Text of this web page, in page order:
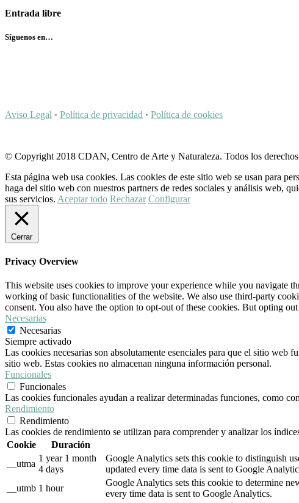
Entrada libre
Síguenos en…
Aviso Legal · Política de privacidad · Política de cookies
© Copyright 2018 CDAN, Centro de Arte y Naturaleza. Todos los derechos
Esta página web usa cookies. Las cookies de este sitio web se usan para
haga del sitio web con nuestros partners de redes sociales y análisis web,
sus servicios. Aceptar todo Rechazar Configurar
Cerrar
Privacy Overview
This website uses cookies to improve your experience while you navigate
working of basic functionalities of the website. We also use third-party
consent. You also have the option to opt-out of these cookies. But opting
Necesarias
Necesarias
Siempre activado
Las cookies necesarias son absolutamente esenciales para que el sitio web
sitio web. Estas cookies no almacenan ninguna información personal.
Funcionales
Funcionales
Las cookies funcionales ayudan a realizar determinadas funciones, como
Rendimiento
Rendimiento
Las cookies de rendimiento se utilizan para comprender y analizar los
Cookie
Duración
__utma
1 year 1 month
4 days
Google Analytics sets this cookie to distinguish
updated every time data is sent to Google
__utmb 1 hour
Google Analytics sets this cookie to determine
every time data is sent to Google Analytics.